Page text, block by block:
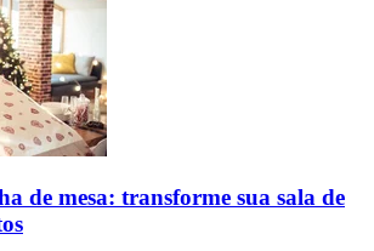
de mesa: transforme sua sala de